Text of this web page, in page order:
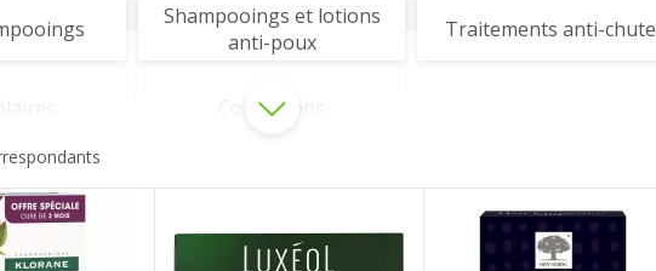
Shampooings et lotions
anti-poux
Traitements anti-chute
Colorations